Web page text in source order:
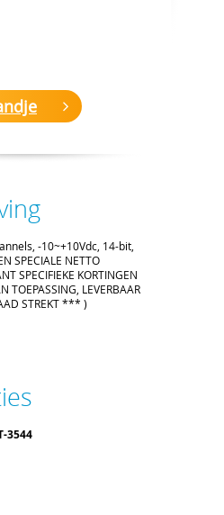
-10~+10Vdc, 14-bit,
SPECIALE NETTO
SPECIFIEKE KORTINGEN
TOEPASSING, LEVERBAAR
STREKT *** )
3544